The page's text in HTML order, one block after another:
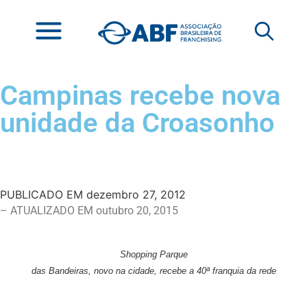
Campinas recebe nova
unidade da Croasonho
PUBLICADO EM dezembro 27, 2012
– ATUALIZADO EM outubro 20, 2015
Shopping Parque
das Bandeiras, novo na cidade, recebe a 40ª franquia da rede